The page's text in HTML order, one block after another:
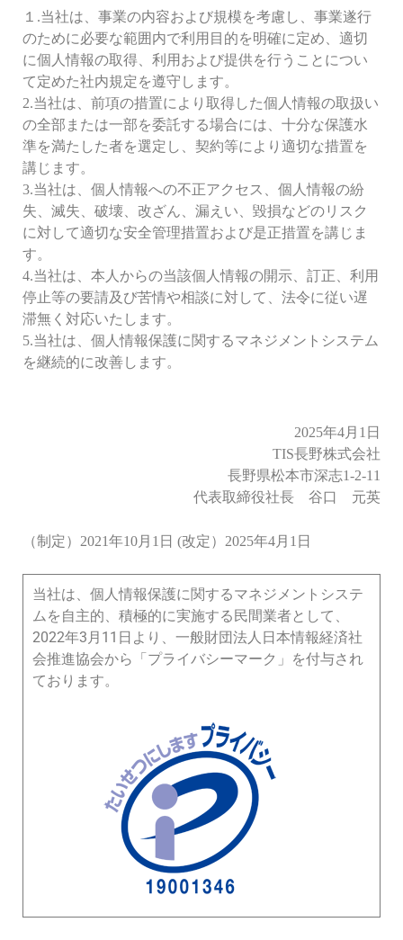
１.当社は、事業の内容および規模を考慮し、事業遂行
のために必要な範囲内で利用目的を明確に定め、適切
に個人情報の取得、利用および提供を行うことについ
て定めた社内規定を遵守します。
2.当社は、前項の措置により取得した個人情報の取扱い
の全部または一部を委託する場合には、十分な保護水
準を満たした者を選定し、契約等により適切な措置を
講じます。
3.当社は、個人情報への不正アクセス、個人情報の紛
失、滅失、破壊、改ざん、漏えい、毀損などのリスク
に対して適切な安全管理措置および是正措置を講じま
す。
4.当社は、本人からの当該個人情報の開示、訂正、利用
停止等の要請及び苦情や相談に対して、法令に従い遅
滞無く対応いたします。
5.当社は、個人情報保護に関するマネジメントシステム
を継続的に改善します。
2025年4月1日
TIS長野株式会社
長野県松本市深志1-2-11
代表取締役社長 谷口 元英
（制定）2021年10月1日 (改定）2025年4月1日
当社は、個人情報保護に関するマネジメントシステ
ムを自主的、積極的に実施する民間業者として、
2022年3月11日より、一般財団法人日本情報経済社
会推進協会から「プライバシーマーク」を付与され
ております。